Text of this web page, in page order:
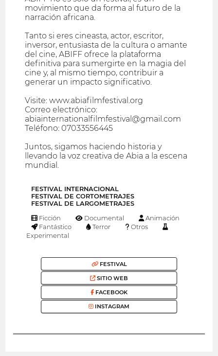
movimiento que da forma al futuro de la
narración africana.
Tanto si eres cineasta, actor, escritor,
inversor, entusiasta de la cultura o amante
del cine, ABIFF ofrece la plataforma
definitiva para sumergirte en la magia del
cine y, al mismo tiempo, contribuir a
generar un impacto significativo.
Visite: www.abiafilmfestival.org
Correo electrónico:
abiainternationalfilmfestival@gmail.com
Teléfono: 07033556445
Juntos, sigamos haciendo historia y
llevando la voz creativa de Abia a la escena
mundial.
FESTIVAL INTERNACIONAL
FESTIVAL DE CORTOMETRAJES
FESTIVAL DE LARGOMETRAJES
Ficción Documental
Animación
Fantástico
Terror
Otros
Experimental
FESTIVAL
SITIO WEB
FACEBOOK
INSTAGRAM